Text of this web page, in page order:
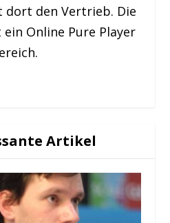
den Vertrieb. Die
Online Pure Player
Artikel